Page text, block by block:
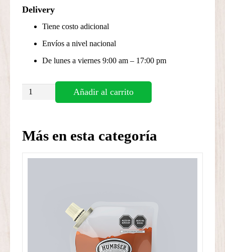
Delivery
Tiene costo adicional
Envíos a nivel nacional
De lunes a viernes 9:00 am – 17:00 pm
Salsa
cantidad
Añadir al carrito
Más en esta categoría